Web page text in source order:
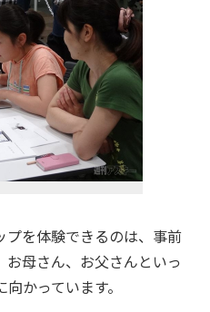
を体験できるのは、事前
母さん、お父さんといっ
かっています。